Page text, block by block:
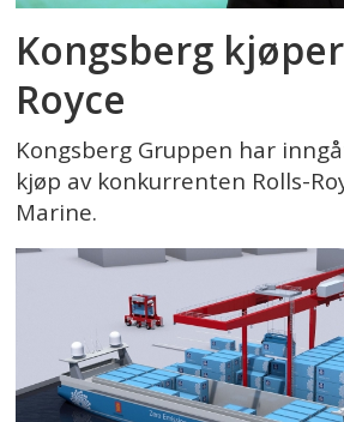
Kongsberg
Royce
Kongsberg Gruppen har
kjøp av konkurrenten Rolls-
Marine.